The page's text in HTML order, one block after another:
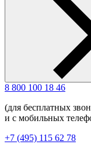
8 800 100 18 46
(для бесплатных
и с мобильных
+7 (495) 115 62 78